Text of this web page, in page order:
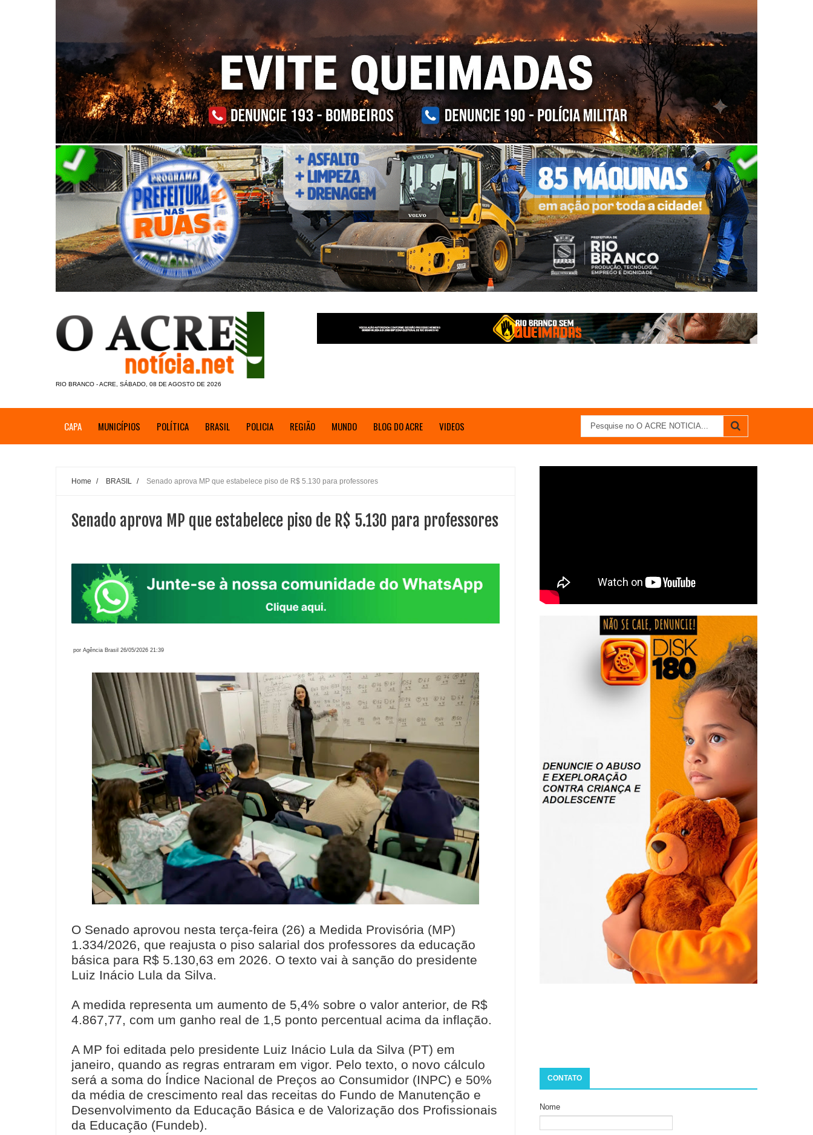
RIO BRANCO - ACRE, SÁBADO, 08 DE AGOSTO DE 2026
CAPA MUNICÍPIOS POLÍTICA BRASIL POLICIA REGIÃO MUNDO BLOG DO ACRE VIDEOS
Home / BRASIL / Senado aprova MP que estabelece piso de R$ 5.130 para professores
Senado aprova MP que estabelece piso de R$ 5.130 para professores
por Agência Brasil 26/05/2026 21:39
O Senado aprovou nesta terça-feira (26) a Medida Provisória (MP)
1.334/2026, que reajusta o piso salarial dos professores da educação
básica para R$ 5.130,63 em 2026. O texto vai à sanção do presidente
Luiz Inácio Lula da Silva.
A medida representa um aumento de 5,4% sobre o valor anterior, de R$
4.867,77, com um ganho real de 1,5 ponto percentual acima da inflação.
A MP foi editada pelo presidente Luiz Inácio Lula da Silva (PT) em
janeiro, quando as regras entraram em vigor. Pelo texto, o novo cálculo
será a soma do Índice Nacional de Preços ao Consumidor (INPC) e 50%
da média de crescimento real das receitas do Fundo de Manutenção e
Desenvolvimento da Educação Básica e de Valorização dos Profissionais
da Educação (Fundeb).
CONTATO
Nome